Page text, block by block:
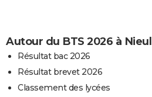
Autour du BTS 2026 à Nieul
Résultat bac 2026
Résultat brevet 2026
Classement des lycées